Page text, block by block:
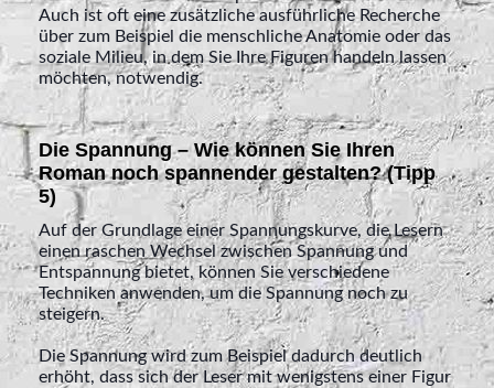
Auch ist oft eine zusätzliche ausführliche Recherche
über zum Beispiel die menschliche Anatomie oder das
soziale Milieu, in dem Sie Ihre Figuren handeln lassen
möchten, notwendig.
Die Spannung – Wie können Sie Ihren
Roman noch spannender gestalten? (Tipp
5)
Auf der Grundlage einer Spannungskurve, die Lesern
einen raschen Wechsel zwischen Spannung und
Entspannung bietet, können Sie verschiedene
Techniken anwenden, um die Spannung noch zu
steigern.
Die Spannung wird zum Beispiel dadurch deutlich
erhöht, dass sich der Leser mit wenigstens einer Figur